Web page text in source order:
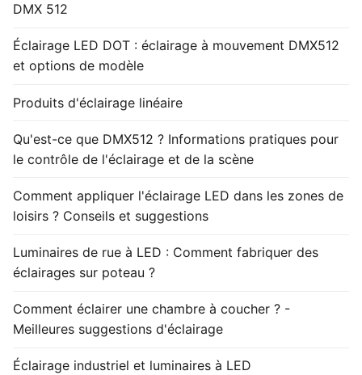
DMX 512
Éclairage LED DOT : éclairage à mouvement DMX512
et options de modèle
Produits d'éclairage linéaire
Qu'est-ce que DMX512 ? Informations pratiques pour
le contrôle de l'éclairage et de la scène
Comment appliquer l'éclairage LED dans les zones de
loisirs ? Conseils et suggestions
Luminaires de rue à LED : Comment fabriquer des
éclairages sur poteau ?
Comment éclairer une chambre à coucher ? -
Meilleures suggestions d'éclairage
Éclairage industriel et luminaires à LED